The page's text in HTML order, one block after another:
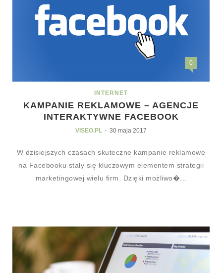
0
INTERNET
KAMPANIE REKLAMOWE – AGENCJE
INTERAKTYWNE FACEBOOK
VISEO.PL - 30 maja 2017
W dzisiejszych czasach skuteczne kampanie reklamowe
na Facebooku stały się kluczowym elementem strategii
marketingowej wielu firm. Dzięki możliwo�...